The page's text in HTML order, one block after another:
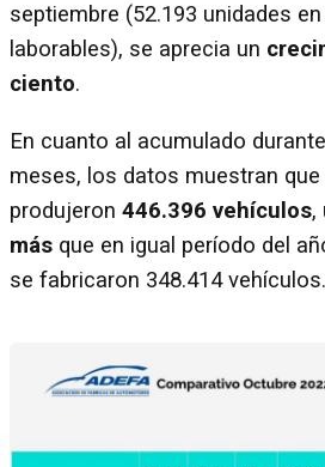
septiembre (52.193 unidades
laborables), se aprecia un
ciento.
En cuanto al acumulado
meses, los datos muestran
produjeron 446.396 vehículos,
más que en igual período del
se fabricaron 348.414 vehículos.